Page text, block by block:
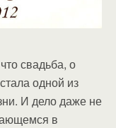
свадьба, о
одной из
И дело даже не
в